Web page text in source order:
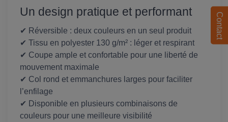
Un design pratique et performant
✔ Réversible : deux couleurs en un seul produit
✔ Tissu en polyester 130 g/m² : léger et respirant
✔ Coupe ample et confortable pour une liberté de
mouvement maximale
✔ Col rond et emmanchures larges pour faciliter
l’enfilage
✔ Disponible en plusieurs combinaisons de
couleurs pour une meilleure visibilité
Contact